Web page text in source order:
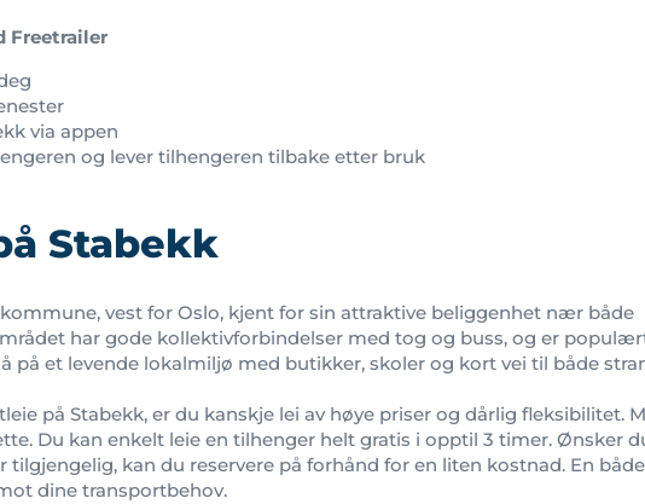
Freetrailer
via appen
og lever tilhengeren tilbake etter bruk
Stabekk
vest for Oslo, kjent for sin attraktive beliggenhet nær både
har gode kollektivforbindelser med tog og buss, og er
på et levende lokalmiljø med butikker, skoler og kort vei til både
på Stabekk, er du kanskje lei av høye priser og dårlig fleksibilitet.
Du kan enkelt leie en tilhenger helt gratis i opptil 3 timer. Ønsker
kan du reservere på forhånd for en liten kostnad. En både
dine transportbehov.